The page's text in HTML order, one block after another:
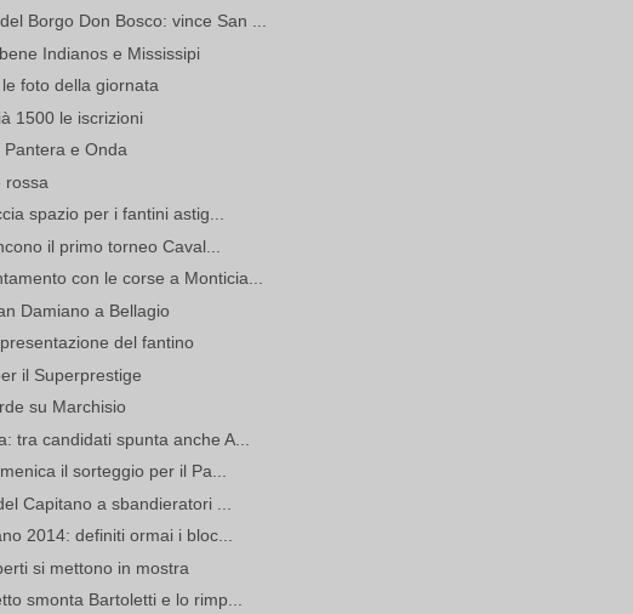
Borgo Don Bosco: vince San ...
Indianos e Mississipi
foto della giornata
1500 le iscrizioni
e Onda
rossa
spazio per i fantini astig...
il primo torneo Caval...
con le corse a Monticia...
Damiano a Bellagio
del fantino
il Superprestige
su Marchisio
tra candidati spunta anche A...
il sorteggio per il Pa...
Capitano a sbandieratori ...
2014: definiti ormai i bloc...
si mettono in mostra
smonta Bartoletti e lo rimp...